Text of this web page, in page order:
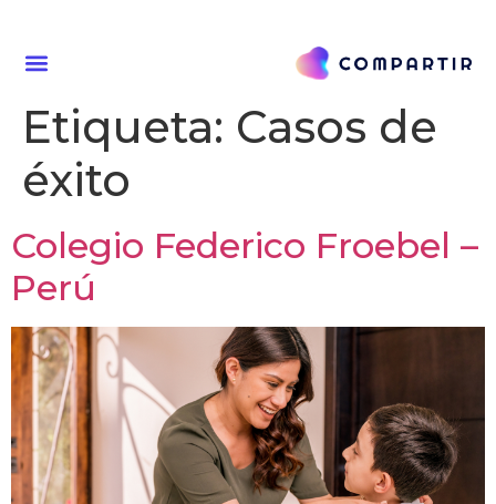
Etiqueta: Casos de
éxito
Colegio Federico Froebel –
Perú